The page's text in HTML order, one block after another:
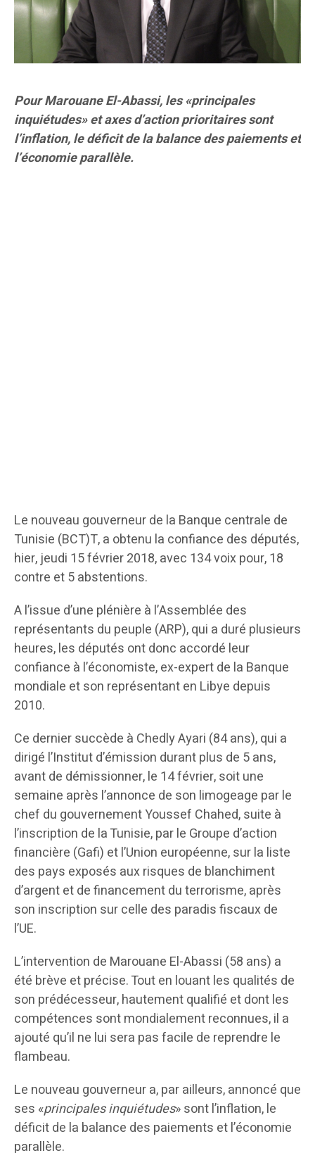
Pour Marouane El-Abassi, les «principales
inquiétudes» et axes d’action prioritaires sont
l’inflation, le déficit de la balance des paiements et
l’économie parallèle.
Le nouveau gouverneur de la Banque centrale de
Tunisie (BCT)T, a obtenu la confiance des députés,
hier, jeudi 15 février 2018, avec 134 voix pour, 18
contre et 5 abstentions.
A l’issue d’une plénière à l’Assemblée des
représentants du peuple (ARP), qui a duré plusieurs
heures, les députés ont donc accordé leur
confiance à l’économiste, ex-expert de la Banque
mondiale et son représentant en Libye depuis
2010.
Ce dernier succède à Chedly Ayari (84 ans), qui a
dirigé l’Institut d’émission durant plus de 5 ans,
avant de démissionner, le 14 février, soit une
semaine après l’annonce de son limogeage par le
chef du gouvernement Youssef Chahed, suite à
l’inscription de la Tunisie, par le Groupe d’action
financière (Gafi) et l’Union européenne, sur la liste
des pays exposés aux risques de blanchiment
d’argent et de financement du terrorisme, après
son inscription sur celle des paradis fiscaux de
l’UE.
L’intervention de Marouane El-Abassi (58 ans) a
été brève et précise. Tout en louant les qualités de
son prédécesseur, hautement qualifié et dont les
compétences sont mondialement reconnues, il a
ajouté qu’il ne lui sera pas facile de reprendre le
flambeau.
Le nouveau gouverneur a, par ailleurs, annoncé que
ses «principales inquiétudes» sont l’inflation, le
déficit de la balance des paiements et l’économie
parallèle.